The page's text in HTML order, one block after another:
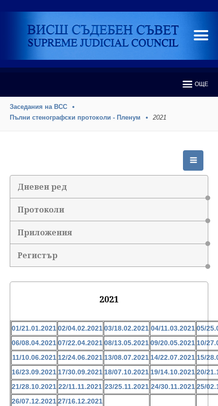
ОЩЕ
Заседания на ВСС
Пълни стенографски протоколи - Пленум
2021
Дневен ред
Протоколи
Приложения
Регистър
2021
01/21.01.202102/04.02.202103/18.02.2021 04/11.03.2021 05/
06/08.04.202107/22.04.202108/13.05.202109/20.05.2021 10/
11/10.06.2021 12/24.06.2021 13/08.07.2021 14/22.07.2021 15/
16/23.09.2021 17/30.09.2021 18/07.10.2021 19/14.10.202120/
21/28.10.2021 22/11.11.2021 23/25.11.2021 24/30.11.2021 25/
26/07.12.202127/16.12.2021